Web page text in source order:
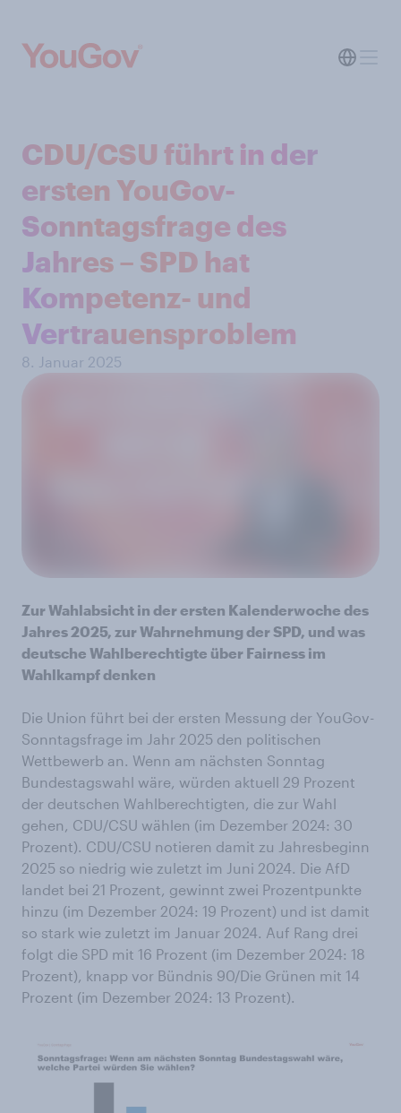
CDU/CSU führt in der
ersten YouGov-
Sonntagsfrage des
Jahres – SPD hat
Kompetenz- und
Vertrauensproblem
8. Januar 2025
Zur Wahlabsicht in der ersten Kalenderwoche des
Jahres 2025, zur Wahrnehmung der SPD, und was
deutsche Wahlberechtigte über Fairness im
Wahlkampf denken
Die Union führt bei der ersten Messung der YouGov-
Sonntagsfrage im Jahr 2025 den politischen
Wettbewerb an. Wenn am nächsten Sonntag
Bundestagswahl wäre, würden aktuell 29 Prozent
der deutschen Wahlberechtigten, die zur Wahl
gehen, CDU/CSU wählen (im Dezember 2024: 30
Prozent). CDU/CSU notieren damit zu Jahresbeginn
2025 so niedrig wie zuletzt im Juni 2024. Die AfD
landet bei 21 Prozent, gewinnt zwei Prozentpunkte
hinzu (im Dezember 2024: 19 Prozent) und ist damit
so stark wie zuletzt im Januar 2024. Auf Rang drei
folgt die SPD mit 16 Prozent (im Dezember 2024: 18
Prozent), knapp vor Bündnis 90/Die Grünen mit 14
Prozent (im Dezember 2024: 13 Prozent).